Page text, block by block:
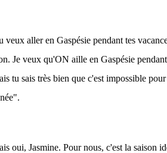
veux aller en Gaspésie pendant tes
Je veux qu'ON aille en Gaspésie
tu sais très bien que c'est impossible
oui, Jasmine. Pour nous, c'est la saison